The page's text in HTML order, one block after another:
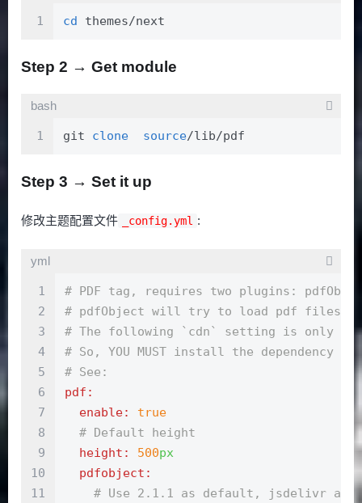
1 cd themes/next
Step 2 → Get module
bash
1 git clone source/lib/pdf
Step 3 → Set it up
修改主题配置文件 _config.yml :
yml
1
2
3
4
5
6
7
8
9
10
11
# PDF tag, requires two plugins:
# pdfObject will try to load pdf files
# The following `cdn` setting is only for
# So, YOU MUST install the
# See:
pdf:
  enable:
true
# Default height
  height:
500px
  pdfobject:
# Use 2.1.1 as default, jsdelivr as